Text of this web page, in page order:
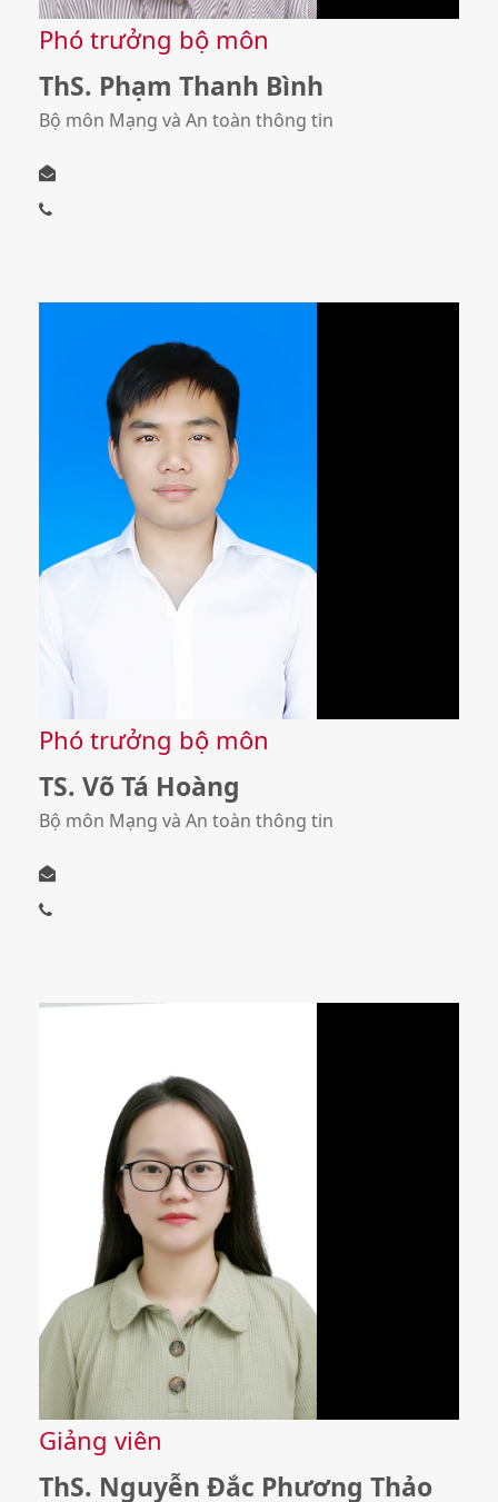
Phó trưởng bộ môn
ThS. Phạm Thanh Bình
Bộ môn Mạng và An toàn thông tin
Phó trưởng bộ môn
TS. Võ Tá Hoàng
Bộ môn Mạng và An toàn thông tin
Giảng viên
ThS. Nguyễn Đắc Phương Thảo